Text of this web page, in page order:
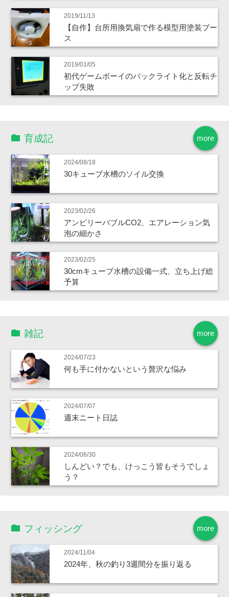
2019/11/13
【自作】台所用換気扇で作る模型用塗装ブー
ス
2019/01/05
初代ゲームボーイのバックライト化と反転チ
ップ失敗
more
育成記
2024/08/18
30キューブ水槽のソイル交換
2023/02/26
アンビリーバブルCO2、エアレーション気
泡の細かさ
2023/02/25
30cmキューブ水槽の設備一式、立ち上げ総
予算
more
雑記
2024/07/23
何も手に付かないという贅沢な悩み
2024/07/07
週末ニート日誌
2024/06/30
しんどい？でも、けっこう皆もそうでしょ
う？
more
フィッシング
2024/11/04
2024年、秋の釣り3週間分を振り返る